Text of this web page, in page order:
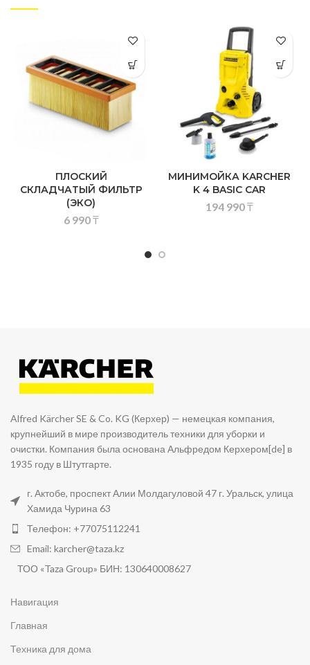
ПЛОСКИЙ
СКЛАДЧАТЫЙ ФИЛЬТР
(ЭКО)
6 990₸
МИНИМОЙКА KARCHER
K 4 BASIC CAR
194 990₸
Alfred Kärcher SE & Co. KG (Керхер) — немецкая компания,
крупнейший в мире производитель техники для уборки и
очистки. Компания была основана Альфредом Керхером[de] в
1935 году в Штутгарте.
г. Актобе, проспект Алии Молдагуловой 47 г. Уральск, улица
Хамида Чурина 63
Телефон: +77075112241
Email: karcher@taza.kz
ТОО «Taza Group» БИН: 130640008627
Навигация
Главная
Техника для дома